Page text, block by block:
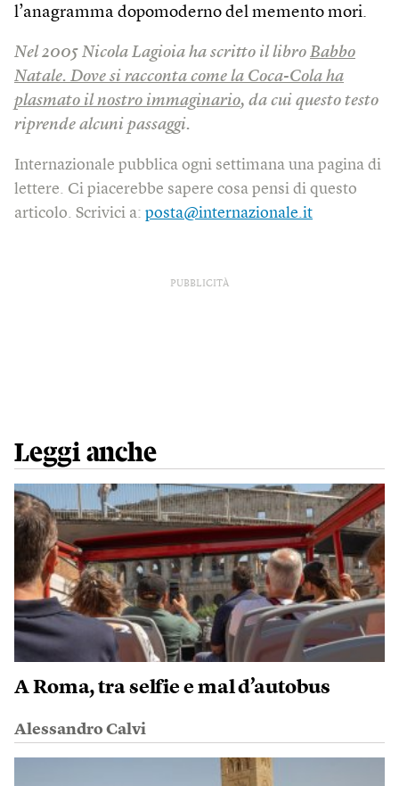
l’anagramma dopomoderno del memento mori.
Nel 2005 Nicola Lagioia ha scritto il libro Babbo
Natale. Dove si racconta come la Coca-Cola ha
plasmato il nostro immaginario, da cui questo testo
riprende alcuni passaggi.
Internazionale pubblica ogni settimana una pagina di
lettere. Ci piacerebbe sapere cosa pensi di questo
articolo. Scrivici a: posta@internazionale.it
PUBBLICITÀ
Leggi anche
A Roma, tra selfie e mal d’autobus
Alessandro Calvi